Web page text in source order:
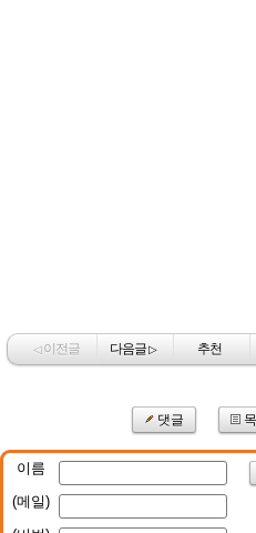
◁이전글 다음글▷ 추천
댓글
이름
(메일)